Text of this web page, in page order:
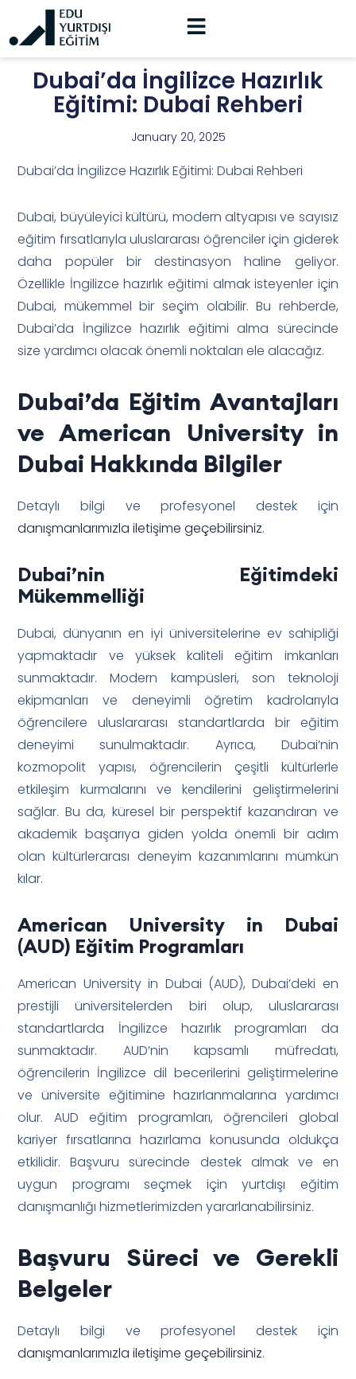
Dubai’da İngilizce Hazırlık
Eğitimi: Dubai Rehberi
January 20, 2025
Dubai’da İngilizce Hazırlık Eğitimi: Dubai Rehberi
Dubai, büyüleyici kültürü, modern altyapısı ve sayısız
eğitim fırsatlarıyla uluslararası öğrenciler için giderek
daha popüler bir destinasyon haline geliyor.
Özellikle İngilizce hazırlık eğitimi almak isteyenler için
Dubai, mükemmel bir seçim olabilir. Bu rehberde,
Dubai’da İngilizce hazırlık eğitimi alma sürecinde
size yardımcı olacak önemli noktaları ele alacağız.
Dubai’da Eğitim Avantajları
ve American University in
Dubai Hakkında Bilgiler
Detaylı bilgi ve profesyonel destek için
danışmanlarımızla iletişime geçebilirsiniz.
Dubai’nin Eğitimdeki
Mükemmelliği
Dubai, dünyanın en iyi üniversitelerine ev sahipliği
yapmaktadır ve yüksek kaliteli eğitim imkanları
sunmaktadır. Modern kampüsleri, son teknoloji
ekipmanları ve deneyimli öğretim kadrolarıyla
öğrencilere uluslararası standartlarda bir eğitim
deneyimi sunulmaktadır. Ayrıca, Dubai’nin
kozmopolit yapısı, öğrencilerin çeşitli kültürlerle
etkileşim kurmalarını ve kendilerini geliştirmelerini
sağlar. Bu da, küresel bir perspektif kazandıran ve
akademik başarıya giden yolda önemli bir adım
olan kültürlerarası deneyim kazanımlarını mümkün
kılar.
American University in Dubai
(AUD) Eğitim Programları
American University in Dubai (AUD), Dubai’deki en
prestijli üniversitelerden biri olup, uluslararası
standartlarda İngilizce hazırlık programları da
sunmaktadır. AUD’nin kapsamlı müfredatı,
öğrencilerin İngilizce dil becerilerini geliştirmelerine
ve üniversite eğitimine hazırlanmalarına yardımcı
olur. AUD eğitim programları, öğrencileri global
kariyer fırsatlarına hazırlama konusunda oldukça
etkilidir. Başvuru sürecinde destek almak ve en
uygun programı seçmek için yurtdışı eğitim
danışmanlığı hizmetlerimizden yararlanabilirsiniz.
Başvuru Süreci ve Gerekli
Belgeler
Detaylı bilgi ve profesyonel destek için
danışmanlarımızla iletişime geçebilirsiniz.